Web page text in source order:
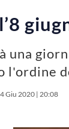
una
l'ordine
4 Giu 2020 | 20:08